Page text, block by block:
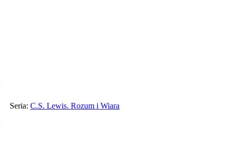
Seria: C.S. Lewis. Rozum i Wiara